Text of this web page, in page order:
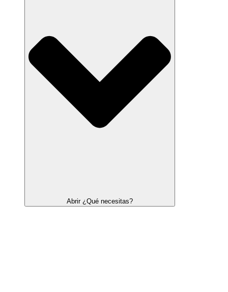
Abrir ¿Qué necesitas?